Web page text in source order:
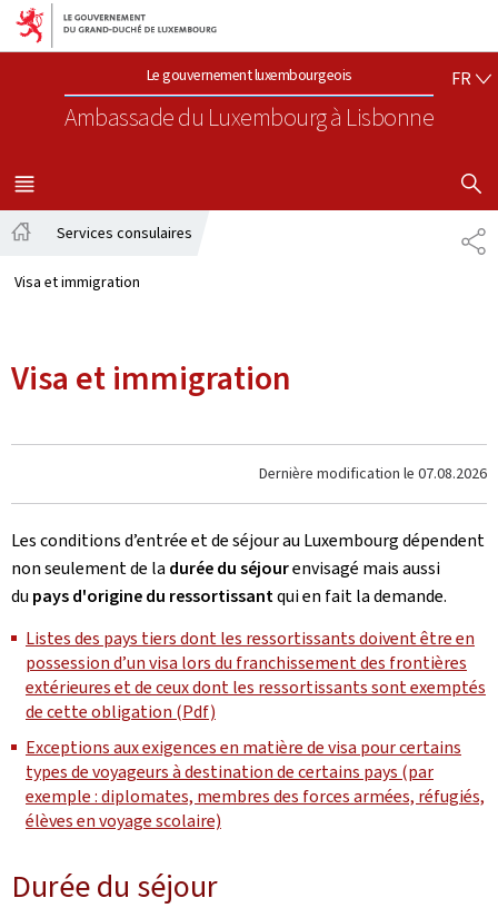
Aller au menu principal
Aller au contenu
Le gouvernement luxembourgeois
Ambassade du Luxembourgà Lisbonne
FR
MENU
PRINCIPAL
Services consulaires
Visa et immigration
Visa et immigration
Dernière modification le 07.08.2026
Les conditions d’entrée et de séjour au Luxembourg dépendent
non seulement de la durée du séjourenvisagé mais aussi
du pays d'origine du ressortissantqui en fait la demande.
Listes des pays tiers dont les ressortissants doivent être en
possession d’un visa lors du franchissement des frontières
extérieures et de ceux dont les ressortissants sont exemptés
de cette obligation (Pdf)
Exceptions aux exigences en matière de visa pour certains
types de voyageurs à destination de certains pays (par
exemple : diplomates, membres des forces armées, réfugiés,
élèves en voyage scolaire)
Durée du séjour